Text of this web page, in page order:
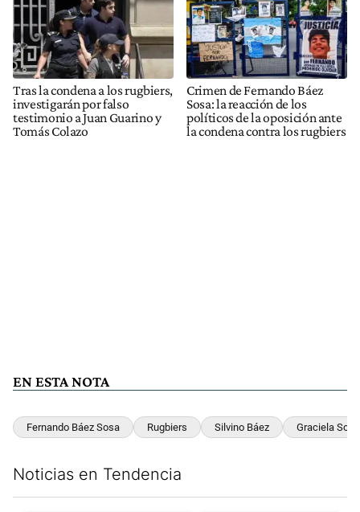
Tras la condena a los rugbiers,
investigarán por falso
testimonio a Juan Guarino y
Tomás Colazo
Crimen de Fernando Báez
Sosa: la reacción de los
políticos de la oposición ante
la condena contra los rugbiers
EN ESTA NOTA
Fernando Báez Sosa Rugbiers Silvino Báez Graciela Sosa
Noticias en Tendencia